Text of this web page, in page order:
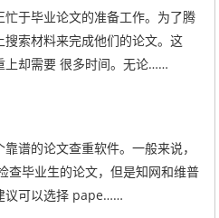
于毕业论文的准备工作。为了腾
索材料来完成他们的论文。这
上却需要 很多时间。无论……
谱的论文查重软件。一般来说，
查毕业生的论文，但是知网和维普
议可以选择 pape……